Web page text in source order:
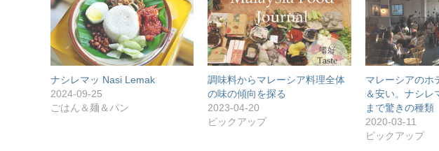
ナシレマッ Nasi Lemak
2024-09-25
ごはん＆麺＆パン
調味料からマレーシア料理全体
の味の傾向を探る
2023-04-20
ピックアップ
マレーシアのホ
＆安い。ナシレ
まで驚きの種類
2020-03-11
ピックアップ